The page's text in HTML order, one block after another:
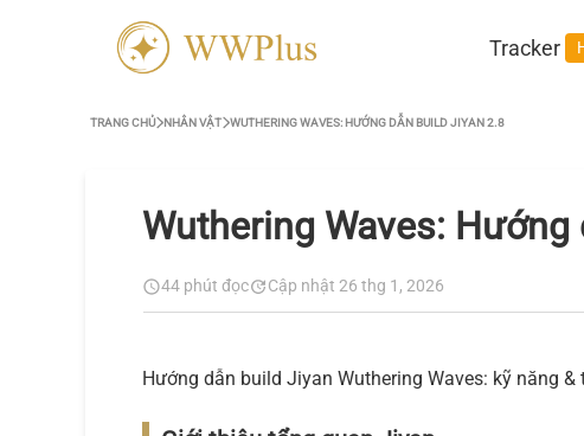
Tracker
TRANG CHỦ NHÂN VẬT WUTHERING WAVES: HƯỚNG DẪN BUILD JIYAN 2.8
Wuthering Waves:
44 phút đọc Cập nhật 26 thg 1, 2026
Hướng dẫn build Jiyan Wuthering Waves: kỹ năng